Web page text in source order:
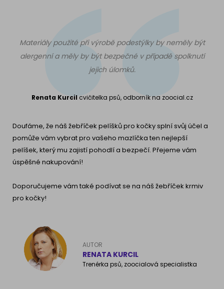
Materiály použité při výrobě podestýlky by neměly být
alergenní a měly by být bezpečné v případě spolknutí
jejich úlomků.
Renata Kurcil cvičitelka psů, odborník na zoocial.cz
Doufáme, že náš žebříček pelíšků pro kočky splní svůj účel a
pomůže vám vybrat pro vašeho mazlíčka ten nejlepší
pelíšek, který mu zajistí pohodlí a bezpečí. Přejeme vám
úspěšné nakupování!
Doporučujeme vám také podívat se na náš žebříček krmiv
pro kočky!
AUTOR
RENATA KURCIL
Trenérka psů, zoocialová specialistka